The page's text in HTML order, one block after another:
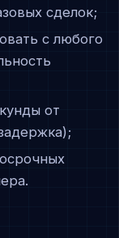
сделок;
с любого
от